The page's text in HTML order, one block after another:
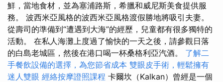
鮮，當地食材，並為塞浦路斯，希臘和威尼斯美食提供服
務。 波西米亞風格的波西米亞風格渡假勝地將吸引夫妻。
從壽司的準備到“遭遇到大海”的經歷，兒童都有很多獨特的
活動。 在私人海灘上度過了愉快的一天之後，請參觀日落
的白島老城區，然後在港口喝一杯桑格利亞汽酒。 了解二
手餐飲設備的選擇，為您節省成本 雙眼皮手術，輕鬆擁有
迷人雙眼 經絡按摩證照課程 卡爾坎（Kalkan）曾經是一個